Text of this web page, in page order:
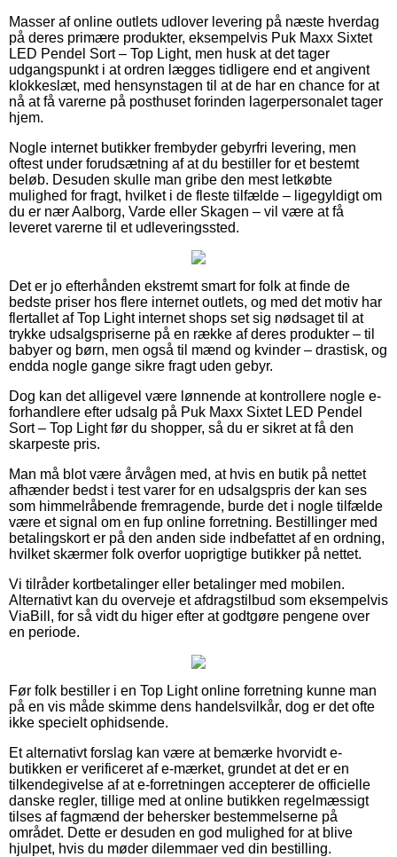
Masser af online outlets udlover levering på næste hverdag
på deres primære produkter, eksempelvis Puk Maxx Sixtet
LED Pendel Sort – Top Light, men husk at det tager
udgangspunkt i at ordren lægges tidligere end et angivent
klokkeslæt, med hensynstagen til at de har en chance for at
nå at få varerne på posthuset forinden lagerpersonalet tager
hjem.
Nogle internet butikker frembyder gebyrfri levering, men
oftest under forudsætning af at du bestiller for et bestemt
beløb. Desuden skulle man gribe den mest letkøbte
mulighed for fragt, hvilket i de fleste tilfælde – ligegyldigt om
du er nær Aalborg, Varde eller Skagen – vil være at få
leveret varerne til et udleveringssted.
Det er jo efterhånden ekstremt smart for folk at finde de
bedste priser hos flere internet outlets, og med det motiv har
flertallet af Top Light internet shops set sig nødsaget til at
trykke udsalgspriserne på en række af deres produkter – til
babyer og børn, men også til mænd og kvinder – drastisk, og
endda nogle gange sikre fragt uden gebyr.
Dog kan det alligevel være lønnende at kontrollere nogle e-
forhandlere efter udsalg på Puk Maxx Sixtet LED Pendel
Sort – Top Light før du shopper, så du er sikret at få den
skarpeste pris.
Man må blot være årvågen med, at hvis en butik på nettet
afhænder bedst i test varer for en udsalgspris der kan ses
som himmelråbende fremragende, burde det i nogle tilfælde
være et signal om en fup online forretning. Bestillinger med
betalingskort er på den anden side indbefattet af en ordning,
hvilket skærmer folk overfor uoprigtige butikker på nettet.
Vi tilråder kortbetalinger eller betalinger med mobilen.
Alternativt kan du overveje et afdragstilbud som eksempelvis
ViaBill, for så vidt du higer efter at godtgøre pengene over
en periode.
Før folk bestiller i en Top Light online forretning kunne man
på en vis måde skimme dens handelsvilkår, dog er det ofte
ikke specielt ophidsende.
Et alternativt forslag kan være at bemærke hvorvidt e-
butikken er verificeret af e-mærket, grundet at det er en
tilkendegivelse af at e-forretningen accepterer de officielle
danske regler, tillige med at online butikken regelmæssigt
tilses af fagmænd der behersker bestemmelserne på
området. Dette er desuden en god mulighed for at blive
hjulpet, hvis du møder dilemmaer ved din bestilling.